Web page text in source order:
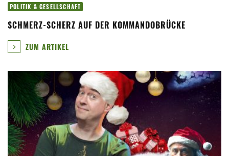
POLITIK & GESELLSCHAFT
SCHMERZ-SCHERZ AUF DER KOMMANDOBRÜCKE
ZUM ARTIKEL